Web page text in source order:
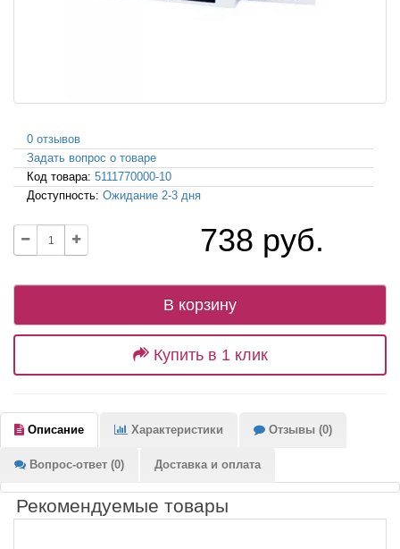
0 отзывов
Задать вопрос о товаре
Код товара: 5111770000-10
Доступность: Ожидание 2-3 дня
738 руб.
В корзину
Купить в 1 клик
Описание Характеристики Отзывы (0)
Вопрос-ответ (0) Доставка и оплата
Рекомендуемые товары